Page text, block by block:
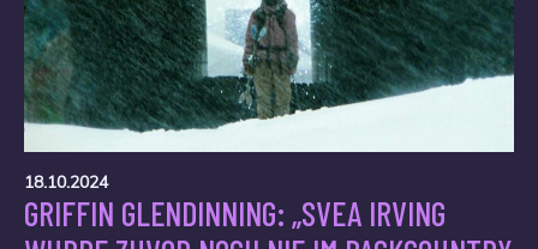
18.10.2024
GRIFFIN GLENDINNING: „SVEA IRVING